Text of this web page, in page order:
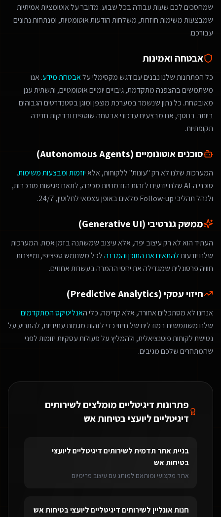
שמחסכים לכם שעות עבודה בכל שבוע. מדובר על אוטומציות אמיתיות
שמבצעות משימות חוזרות, משלחות הודעות אוטומטיות, ומנתחות נתונים
עבורכם.
אבטחה ואמינות
כל הפתרונות שלנו נבנים עם דגש מקסימלי עלאבטחת מידע. אנו
משתמשים בהצפנה מתקדמת, גיבויים יומיים אוטומטיים, ותשתית ענן
מאובטחת. כל נתון שנשמר במערכת מוצפן ומוגן בסטנדרטים הגבוהים
ביותר. בנוסף, אנו מבצעים עדכוני אבטחה שוטפים ובדיקות חדירה
תקופתיות.
סוכנים אוטונומיים (Autonomous Agents)
המערכות שלנו לא רק "עונות" ללקוחות, אלאיוזמות ומבצעות משימות.
סוכני ה-AI שלנו יודעים לזהות הזדמנויות מכירה, לתאם פגישות מורכבות,
ולנהל תהליכי Follow-up מלאים באופן עצמאי לחלוטין, 24/7.
ממשק גנרטיבי (Generative UI)
העתיד הוא לא רק עיצוב יפה, אלא עיצוב שמשתנה בזמן אמת. המערכות
שלנו יודעותלהתאים את התוכן והמבנהלכל משתמש ספציפי, ומייצרות
חוויה פרסונלית שמגדילה את יחסי ההמרה בעשרות אחוזים.
חיזוי עסקי (Predictive Analytics)
אנחנו לא מסתכלים אחורה, אלא קדימה. כלי האנליטיקס המתקדמים
שלנו משתמשים במודלים של חיזוי כדי לזהות מגמות עתידיות, להתריע על
נטישת לקוחות פוטנציאלית, ולהמליץ על פעולות עסקיות יזומות לפני
שהמתחרים שלכם מגיבים.
פתרונות דיגיטליים מומלצים לשירותים
דיגיטליים ליועצי בטיחות אש
בניית אתר תדמיתלשירותים דיגיטליים ליועצי
בטיחות אש
אתר מקצועי ומותאם למותג עם עיצוב פרימיום
חנות אונלייןלשירותים דיגיטליים ליועצי בטיחות אש